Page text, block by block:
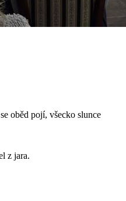
oběd pojí, všecko slunce
z jara.